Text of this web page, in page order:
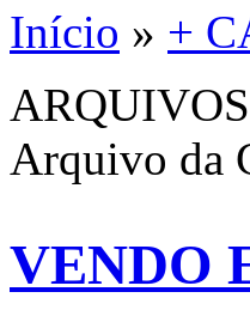
Início » +
ARQUIVOS
Arquivo da
VENDO